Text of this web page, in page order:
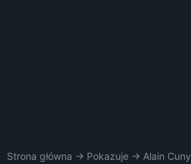
Strona główna → Pokazuje → Alain Cuny